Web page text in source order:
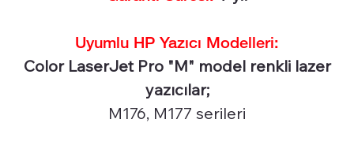
Uyumlu HP Yazıcı Modelleri:
Color LaserJet Pro "M" model renkli lazer
yazıcılar;
M176, M177 serileri